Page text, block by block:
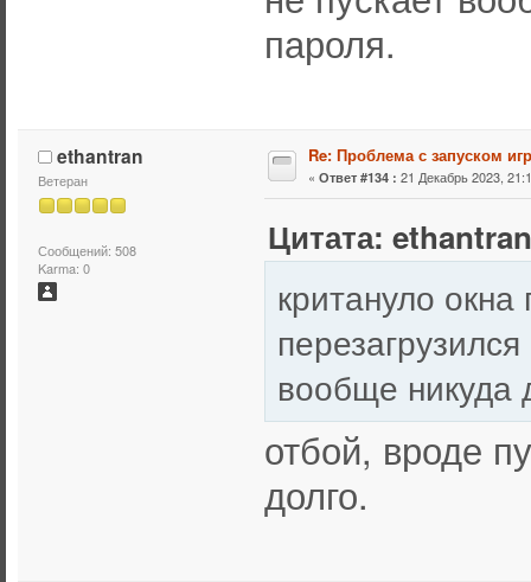
пароля.
ethantran
Ветеран
Сообщений: 508
Karma: 0
Re: Проблема с запуском
« Ответ #134 : 21 Декабрь 2023,
Цитата:
критануло
вообще никуда
отбой, вроде
долго.